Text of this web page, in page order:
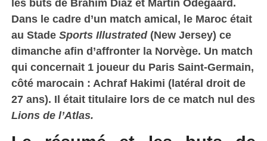
Dans le cadre d’un match amical, le Maroc était
au Stade Sports Illustrated(New Jersey) ce
dimanche afin d’affronter la Norvège. Un match
qui concernait 1 joueur du Paris Saint-Germain,
côté marocain : Achraf Hakimi (latéral droit de
27 ans). Il était titulaire lors de ce match nul des
Lions de l’Atlas.